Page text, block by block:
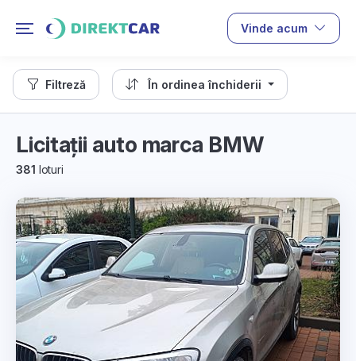
Vinde acum
Filtreză În ordinea închiderii
Licitații auto marca BMW
381 loturi